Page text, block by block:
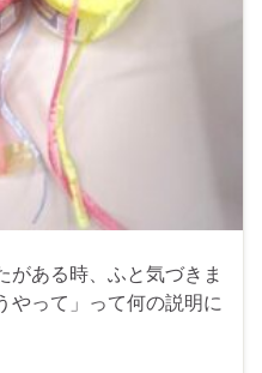
がある時、ふと気づきま
やって」って何の説明に